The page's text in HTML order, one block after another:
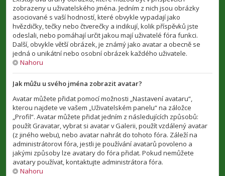
zobrazeny u uživatelského jména. Jedním z nich jsou obrázky
asociované s vaší hodností, které obvykle vypadají jako
hvězdičky, tečky nebo čtverečky a indikují, kolik příspěvků jste
odeslali, nebo pomáhají určit jakou mají uživatelé fóra funkci.
Další, obvykle větší obrázek, je známý jako avatar a obecně se
jedná o unikátní nebo osobní obrázek každého uživatele.
Nahoru
Jak můžu u svého jména zobrazit avatar?
Avatar můžete přidat pomocí možnosti „Nastavení avataru“,
kterou najdete ve vašem „Uživatelském panelu“ na záložce
„Profil“. Avatar můžete přidat jedním z následujících způsobů:
použít Gravatar, vybrat si avatar v Galerii, použít vzdálený avatar
(z jiného webu), nebo avatar nahrát do tohoto fóra. Záleží na
administrátorovi fóra, jestli je používání avatarů povoleno a
jakými způsoby lze avatary do fóra přidat. Pokud nemůžete
avatary používat, kontaktujte administrátora fóra.
Nahoru